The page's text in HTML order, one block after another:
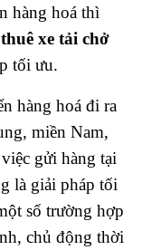
hàng hoá thì
xe tải chở
tối ưu.
hàng hoá đi ra
miền Nam,
gửi hàng tại
là giải pháp tối
số trường hợp
chủ động thời